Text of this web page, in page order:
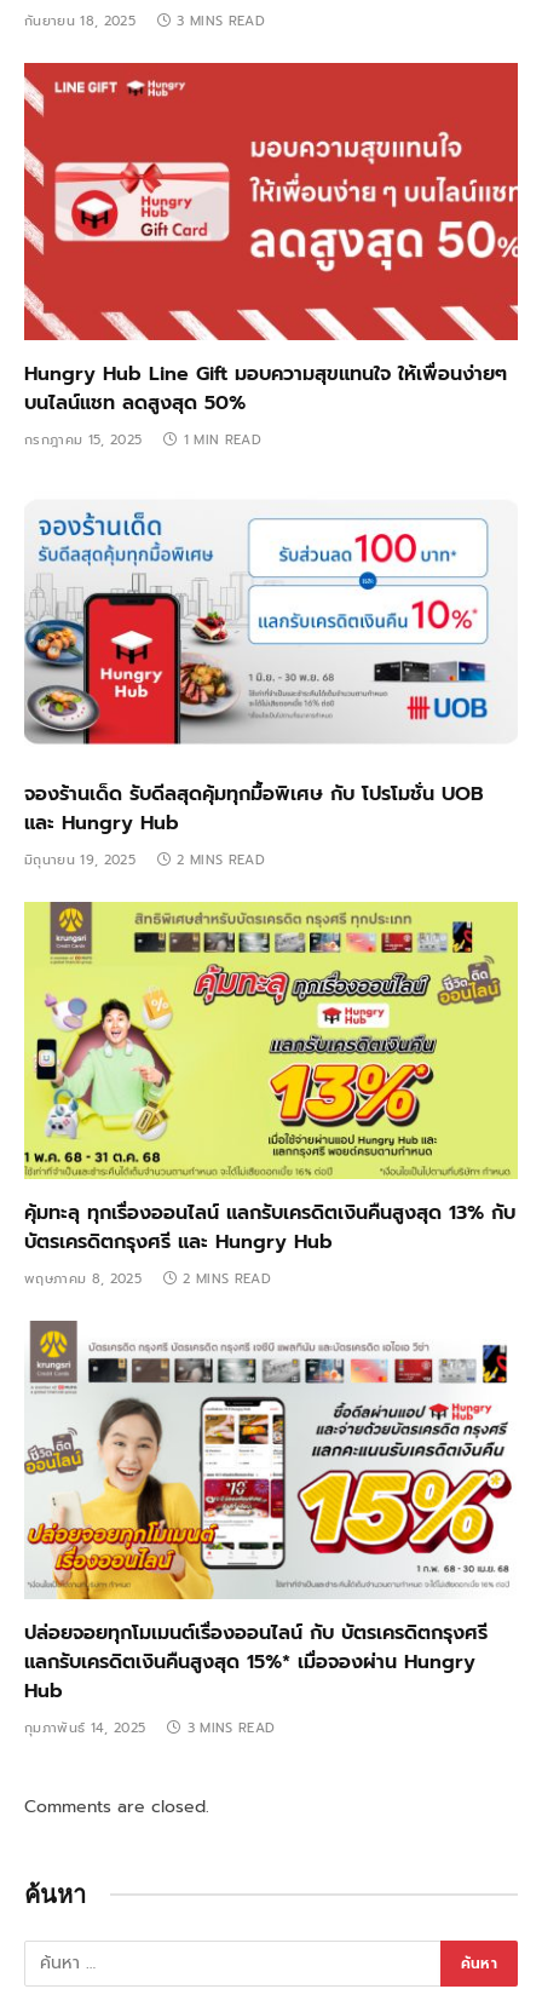
กันยายน 18, 2025 3 MINS READ
Hungry Hub Line Gift มอบความสุขแทนใจ ให้เพื่อนง่ายๆ
บนไลน์แชท ลดสูงสุด 50%
กรกฎาคม 15, 2025 1 MIN READ
จองร้านเด็ด รับดีลสุดคุ้มทุกมื้อพิเศษ กับ โปรโมชั่น UOB
และ Hungry Hub
มิถุนายน 19, 2025 2 MINS READ
คุ้มทะลุ ทุกเรื่องออนไลน์ แลกรับเครดิตเงินคืนสูงสุด 13% กับ
บัตรเครดิตกรุงศรี และ Hungry Hub
พฤษภาคม 8, 2025 2 MINS READ
ปล่อยจอยทุกโมเมนต์เรื่องออนไลน์ กับ บัตรเครดิตกรุงศรี
แลกรับเครดิตเงินคืนสูงสุด 15%* เมื่อจองผ่าน Hungry
Hub ​
กุมภาพันธ์ 14, 2025 3 MINS READ
Comments are closed.
ค้นหา